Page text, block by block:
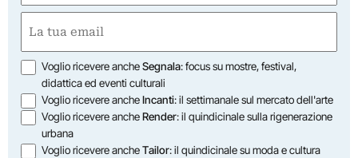
First
(Required)
Opzioni
Voglio ricevere ancheSegnala: focus su mostre, festival,
didattica ed eventi culturali
Voglio ricevere ancheIncanti: il settimanale sul mercato dell'arte
Voglio ricevere ancheRender: il quindicinale sulla rigenerazione
urbana
Voglio ricevere ancheTailor: il quindicinale su moda e cultura